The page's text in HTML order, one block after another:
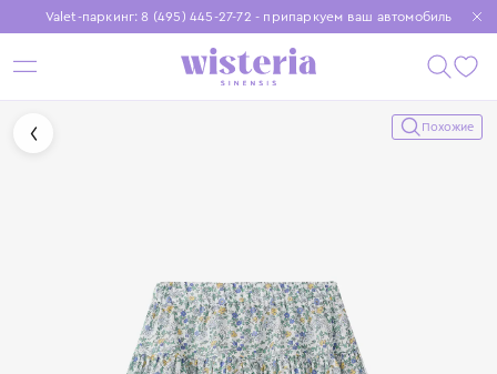
Valet-паркинг: 8 (495) 445-27-72 - припаркуем ваш автомобиль
Бесплатная доставка при заказе от 15 000 ₽
Установите приложение, чтобы покупки были еще удобнее
Похожие